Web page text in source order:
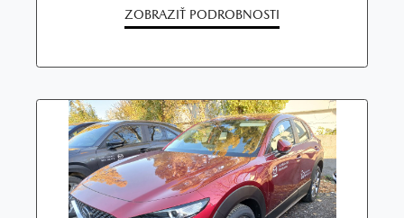
ZOBRAZIŤ PODROBNOSTI